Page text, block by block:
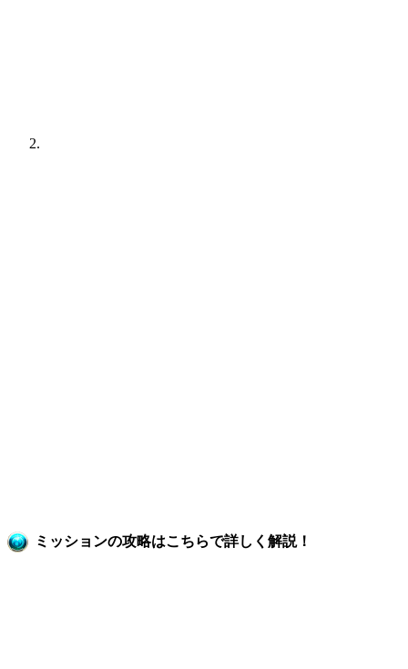
ミッションの攻略はこちらで詳しく解説！